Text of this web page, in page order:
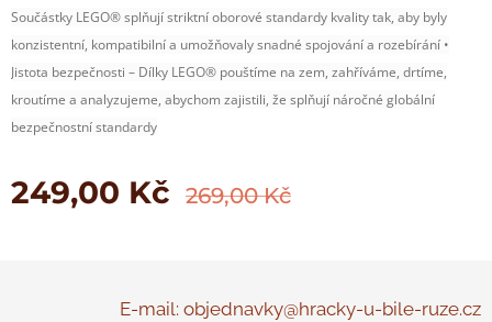
Součástky LEGO® splňují striktní oborové standardy kvality tak, aby byly
konzistentní, kompatibilní a umožňovaly snadné spojování a rozebírání •
Jistota bezpečnosti – Dílky LEGO® pouštíme na zem, zahříváme, drtíme,
kroutíme a analyzujeme, abychom zajistili, že splňují náročné globální
bezpečnostní standardy
249,00 Kč 269,00Kč
E-mail: objednavky@hracky-u-bile-ruze.cz